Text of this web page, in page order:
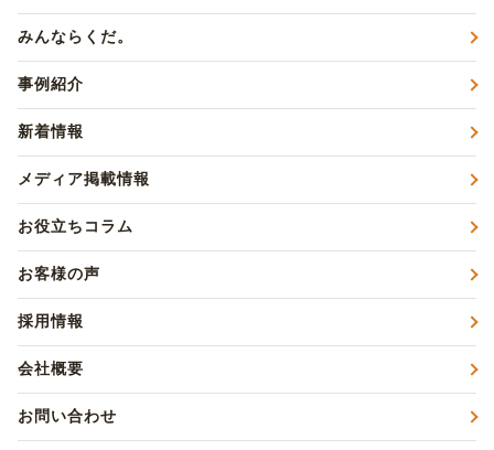
みんならくだ。
事例紹介
新着情報
メディア掲載情報
お役立ちコラム
お客様の声
採用情報
会社概要
お問い合わせ